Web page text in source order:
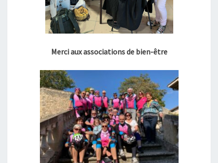
Merci aux associations de bien-être